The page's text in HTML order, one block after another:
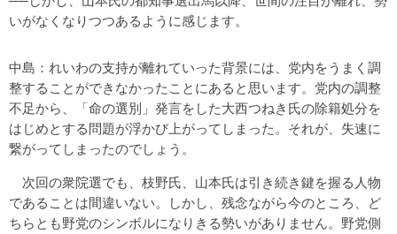
いがなくなりつつあるように感じます。
中島：れいわの支持が離れていった背景には、党内をうまく調
整することができなかったことにあると思います。党内の調整
不足から、「命の選別」発言をした大西つねき氏の除籍処分を
はじめとする問題が浮かび上がってしまった。それが、失速に
繋がってしまったのでしょう。
次回の衆院選でも、枝野氏、山本氏は引き続き鍵を握る人物
であることは間違いない。しかし、残念ながら今のところ、ど
ちらとも野党のシンボルになりきる勢いがありません。野党側